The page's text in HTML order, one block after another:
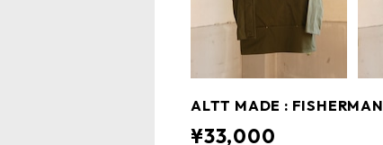
ALTT MADE :
¥33,000